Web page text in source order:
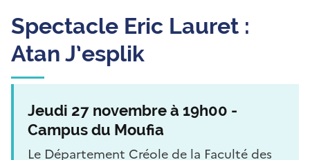
Spectacle Eric Lauret :
Atan J’esplik
Jeudi 27 novembre à 19h00 -
Campus du Moufia
Le Département Créole de la Faculté des